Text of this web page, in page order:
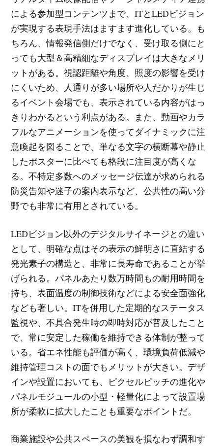
による参加型コンテンツまで、ITとLEDビジョン
が実現する表現手法はますます進化している。も
ちろん、情報発信側だけでなく、受け取る側にと
っても大型＆高精細なディスプレイは大きなメリ
ットがある。視認距離や角度、照度の影響を受け
にくいため、人通りが多い場所や人だかりが生じ
るイベント会場でも、表示されている内容がはっ
きりわかるという利点がある。また、動画やカラ
フルなアニメーションを使ってダイナミックに注
意喚起を図ることで、単なる文字の横断幕や静止
したポスターに比べても格段に注目度が高くな
る。不特定多数へのメッセージ伝達が求められる
防災告知や迷子の案内表示など、公共性の高い分
野でも非常に有用とされている。
LEDビジョン以外のデジタルサイネージとの違い
として、明確な点はその表示の鮮明さに直結する
発光素子の構造と、非常に長寿命であることが挙
げられる。パネルあたり数万時間もの耐用時間を
持ち、表面温度の制御技術などによる安全面強化
なども著しい。ITを併用した定期的なステータス
監視や、不具合発生時の即時対応が普及したこと
で、常に安定した稼働を維持できる体制が整って
いる。省エネ性能も評価が高く、環境負荷低減や
維持管理コストの面でもメリットが大きい。デザ
インや設置においても、ピクセルピッチの進化や
パネルモジュールの小型・軽量化によって設置場
所が柔軟に拡大したことも重要なポイントだ。
商業施設や公共スペースの美観を損なわず調和す